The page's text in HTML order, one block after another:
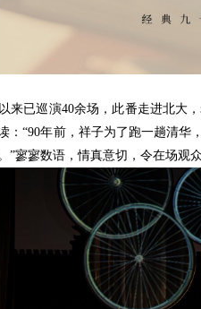
来已巡演40余场，此番走进北大
：“90年前，祥子为了跑一趟清华
”寥寥数语，情真意切，令在场观